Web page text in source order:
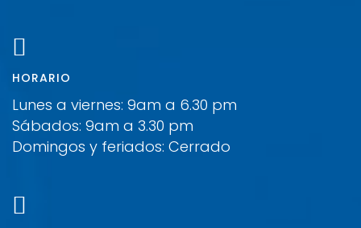
HORARIO
Lunes a viernes: 9am a 6.30 pm
Sábados: 9am a 3.30 pm
Domingos y feriados: Cerrado